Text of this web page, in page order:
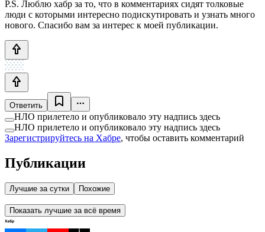
P.S. Люблю хабр за то, что в комментариях сидят толковые
люди с которыми интересно подискутировать и узнать много
нового. Спасибо вам за интерес к моей публикации.
Ответить
НЛО прилетело и опубликовало эту надпись здесь
НЛО прилетело и опубликовало эту надпись здесь
Зарегистрируйтесь на Хабре, чтобы оставить комментарий
Публикации
Лучшие за сутки Похожие
Показать лучшие за всё время